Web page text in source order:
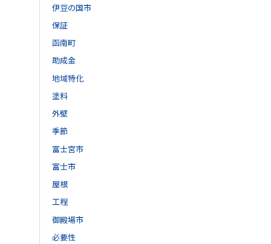
伊豆の国市
保証
函南町
助成金
地域特化
塗料
外壁
季節
富士宮市
富士市
屋根
工程
御殿場市
必要性